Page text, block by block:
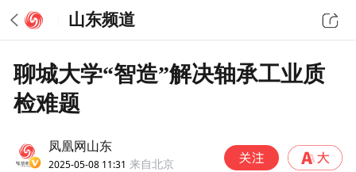
山东频道
聊城大学“智造”解决轴承工业质
检难题
凤凰网山东
2025-05-08 11:31 来自北京